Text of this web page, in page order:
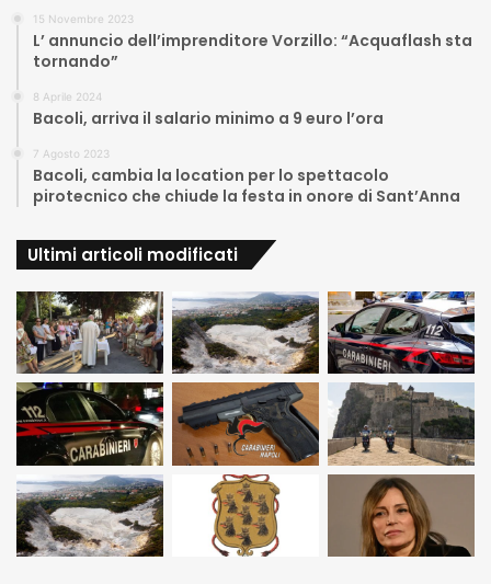
15 Novembre 2023
L’ annuncio dell’imprenditore Vorzillo: “Acquaflash sta
tornando”
8 Aprile 2024
Bacoli, arriva il salario minimo a 9 euro l’ora
7 Agosto 2023
Bacoli, cambia la location per lo spettacolo
pirotecnico che chiude la festa in onore di Sant’Anna
Ultimi articoli modificati